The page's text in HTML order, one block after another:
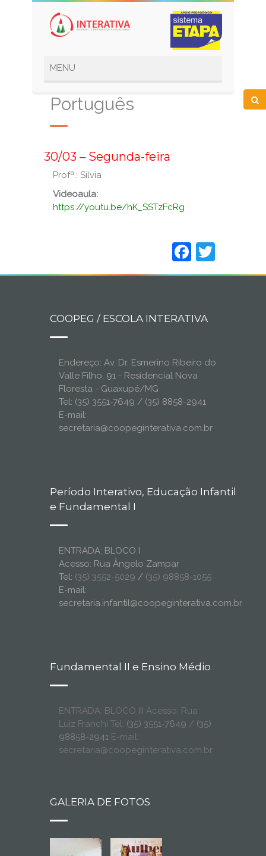
Português
30/03 – Segunda-feira
Profª.: Silvia
Videoaula:
https://youtu.be/hK_SSTzFcRg
COOPEG / ESCOLA INTERATIVA
Endereço: Av. Dr. Esmerino Ribeiro do
Valle Filho, 91 - Residencial Nova
Floresta - Guaxupé/MG
Tel: (35) 3551-7649 / (35) 8858-2941
E-mail:
secretaria@coopeginterativa.com.br
Período Interativo, Educação Infantil
e Fundamental I
ENTRADA: BLOCO I
Acesso: Rua Ângelo Zampar
Tel: (35) 3552-5029 / (35) 98858-1055
E-mail:
secretaria.infantil@coopeginterativa.com.br
Fundamental II e Ensino Médio
ENTRADA: BLOCO III Acesso: Rua
Luiz Franchi Tel: (35) 3551-7649 / (35)
98858-2941 E-mail:
secretaria@coopeginterativa.com.br
GALERIA DE FOTOS